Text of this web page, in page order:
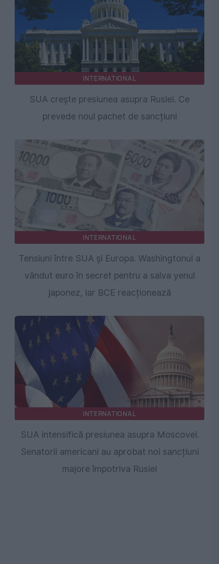
INTERNATIONAL
SUA crește presiunea asupra Rusiei. Ce
prevede noul pachet de sancțiuni
INTERNATIONAL
Tensiuni între SUA și Europa. Washingtonul a
vândut euro în secret pentru a salva yenul
japonez, iar BCE reacționează
INTERNATIONAL
SUA intensifică presiunea asupra Moscovei.
Senatorii americani au aprobat noi sancțiuni
majore împotriva Rusiei